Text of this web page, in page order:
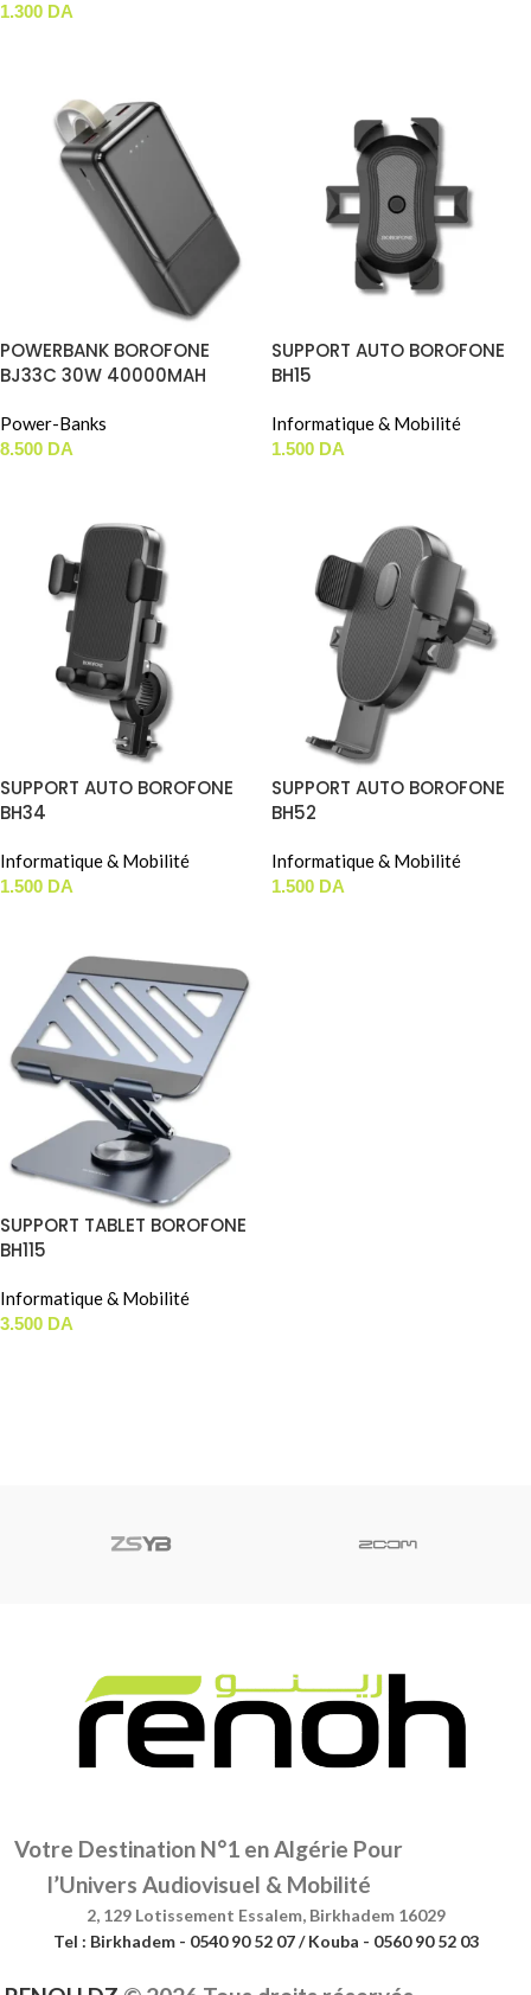
1.300 DA
POWERBANK BOROFONE
BJ33C 30W 40000MAH
Power-Banks
8.500 DA
SUPPORT AUTO BOROFONE
BH15
Informatique & Mobilité
1.500 DA
SUPPORT AUTO BOROFONE
BH34
Informatique & Mobilité
1.500 DA
SUPPORT AUTO BOROFONE
BH52
Informatique & Mobilité
1.500 DA
SUPPORT TABLET BOROFONE
BH115
Informatique & Mobilité
3.500 DA
Votre Destination N°1 en Algérie Pour
l’Univers Audiovisuel & Mobilité
2, 129 Lotissement Essalem, Birkhadem 16029
Tel : Birkhadem - 0540 90 52 07 / Kouba - 0560 90 52 03